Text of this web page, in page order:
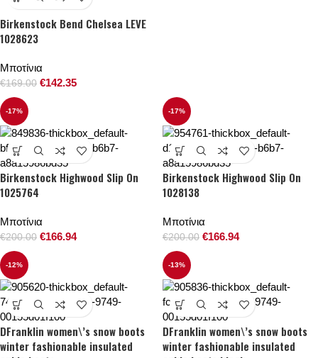
Birkenstock Bend Chelsea LEVE
1028623
Μποτίνια
€169.00 €142.35
-17%
Birkenstock Highwood Slip On
1025764
Μποτίνια
€200.00 €166.94
-17%
Birkenstock Highwood Slip On
1028138
Μποτίνια
€200.00 €166.94
-12%
DFranklin women\’s snow boots
winter fashionable insulated
-13%
DFranklin women\’s snow boots
winter fashionable insulated